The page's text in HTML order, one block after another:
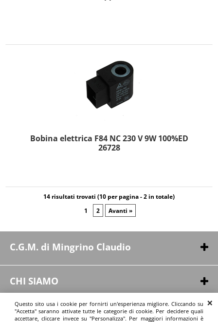
Questo sito usa i cookie per fornirti un'esperienza migliore. Cliccando su
"Accetta" saranno attivate tutte le categorie di cookie. Per decidere quali
accettare, cliccare invece su "Personalizza". Per maggiori informazioni è
Bobina elettrica F84 NC 230 V 9W 100%ED
26728
14 risultati trovati (10 per pagina - 2 in totale)
1
2 Avanti »
C.G.M. di Mingrino Claudio
P.IVA 01164550863
CHI SIAMO
Chi siamo
Contatti
INFORMAZIONI